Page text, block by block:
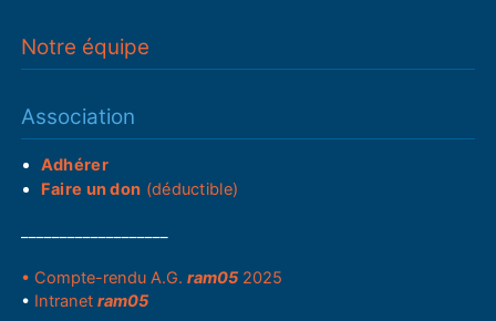
Notre équipe
Association
Adhérer
Faire un don (déductible)
• Compte-rendu A.G.ram05 2025
• Intranetram05